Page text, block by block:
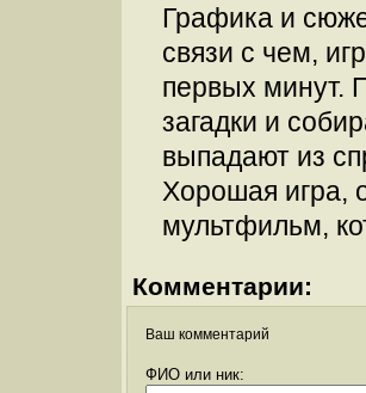
Графика и
связи с чем,
первых минут.
загадки и
выпадают из
Хорошая игра,
мультфильм,
Комментарии:
Ваш комментарий
ФИО или ник: